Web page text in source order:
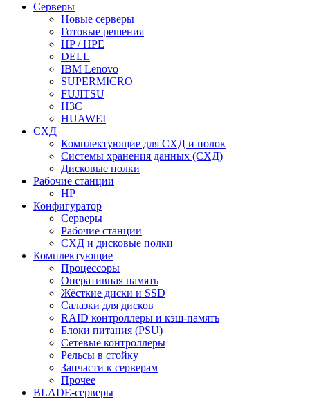
Серверы
Новые серверы
Готовые решения
HP / HPE
DELL
IBM Lenovo
SUPERMICRO
FUJITSU
H3C
HUAWEI
СХД
Комплектующие для СХД и полок
Системы хранения данных (СХД)
Дисковые полки
Рабочие станции
HP
Конфигуратор
Серверы
Рабочие станции
СХД и дисковые полки
Комплектующие
Процессоры
Оперативная память
Жёсткие диски и SSD
Салазки для дисков
RAID контроллеры и кэш-память
Блоки питания (PSU)
Сетевые контроллеры
Рельсы в стойку
Запчасти к серверам
Прочее
BLADE-серверы